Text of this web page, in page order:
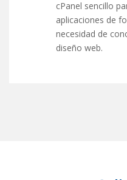
cPanel sencillo
aplicaciones de
necesidad de
diseño web.